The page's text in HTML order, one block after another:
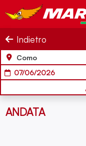
Indietro
Como
07/06/2026
ANDATA